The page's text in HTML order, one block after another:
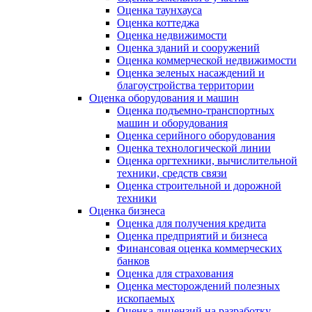
Оценка таунхауса
Оценка коттеджа
Оценка недвижимости
Оценка зданий и сооружений
Оценка коммерческой недвижимости
Оценка зеленых насаждений и
благоустройства территории
Оценка оборудования и машин
Оценка подъемно-транспортных
машин и оборудования
Оценка серийного оборудования
Оценка технологической линии
Оценка оргтехники, вычислительной
техники, средств связи
Оценка строительной и дорожной
техники
Оценка бизнеса
Оценка для получения кредита
Оценка предприятий и бизнеса
Финансовая оценка коммерческих
банков
Оценка для страхования
Оценка месторождений полезных
ископаемых